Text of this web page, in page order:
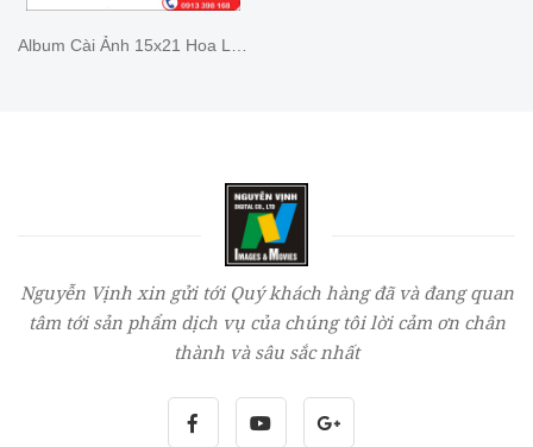
Nguyễn Vịnh xin gửi tới Quý khách hàng đã và đang quan
tâm tới sản phẩm dịch vụ của chúng tôi lời cảm ơn chân
thành và sâu sắc nhất